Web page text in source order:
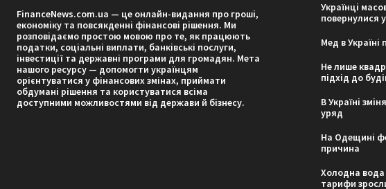
FinanceNews.com.ua — це онлайн-видання про гроші,
економіку та повсякденні фінансові рішення. Ми
розповідаємо простою мовою про те, як працюють
податки, соціальні виплати, банківські послуги,
інвестиції та державні програми для громадян. Мета
нашого ресурсу — допомогти українцям
орієнтуватися у фінансових змінах, приймати
обдумані рішення та користуватися всіма
доступними можливостями від держави й бізнесу.
Українці
повернулися
Мед в
Не лише
підхід до
В Україні
уряд
На Одещині
причина
Холодна вода
тарифи